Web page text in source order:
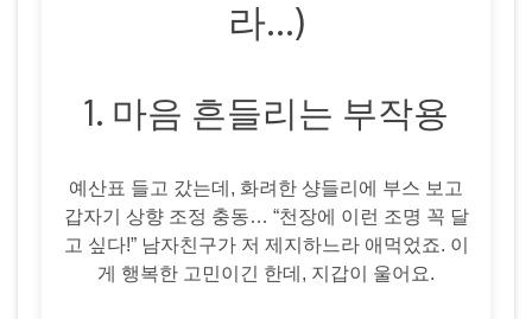
라…)
1. 마음 흔들리는 부작용
예산표 들고 갔는데, 화려한 샹들리에 부스 보고
갑자기 상향 조정 충동… “천장에 이런 조명 꼭 달
고 싶다!” 남자친구가 저 제지하느라 애먹었죠. 이
게 행복한 고민이긴 한데, 지갑이 울어요.